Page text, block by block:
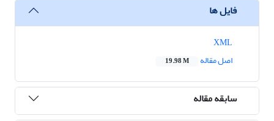
فایل ها
اصل مقاله
19.98 M
سابقه مقاله